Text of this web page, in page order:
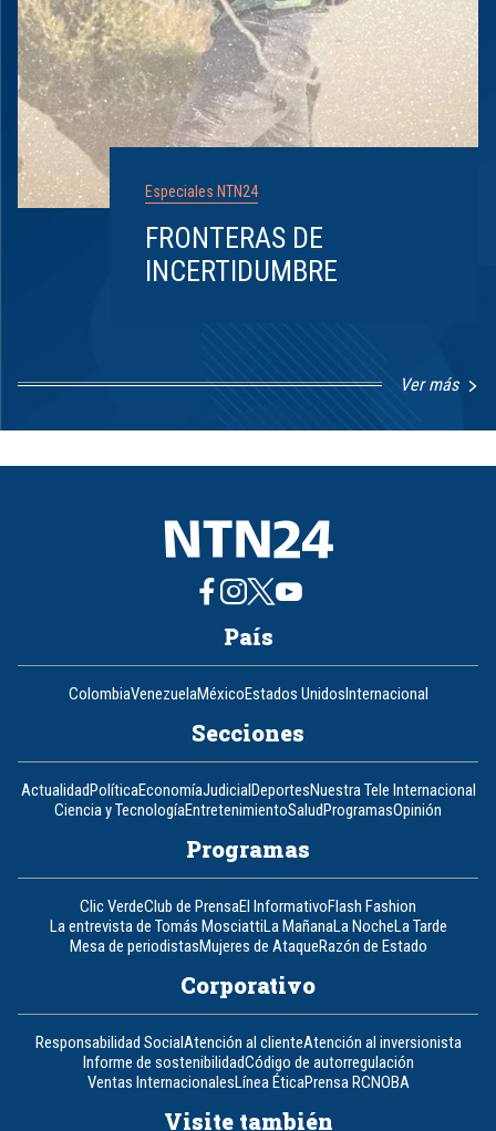
Especiales NTN24
FRONTERAS DE
INCERTIDUMBRE
Ver más
8
País
ColombiaVenezuelaMéxicoEstados UnidosInternacional
Secciones
ActualidadPolíticaEconomíaJudicialDeportesNuestra Tele Internacional
Ciencia y TecnologíaEntretenimientoSaludProgramasOpinión
Programas
Clic VerdeClub de PrensaEl InformativoFlash Fashion
La entrevista de Tomás MosciattiLa MañanaLa NocheLa Tarde
Mesa de periodistasMujeres de AtaqueRazón de Estado
Corporativo
Responsabilidad SocialAtención al clienteAtención al inversionista
Informe de sostenibilidadCódigo de autorregulación
Ventas InternacionalesLínea ÉticaPrensa RCNOBA
Visite también